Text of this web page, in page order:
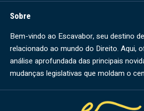
Sobre
Bem-vindo ao Escavabor, seu destino
relacionado ao mundo do Direito. Aqui,
análise aprofundada das principais
mudanças legislativas que moldam o